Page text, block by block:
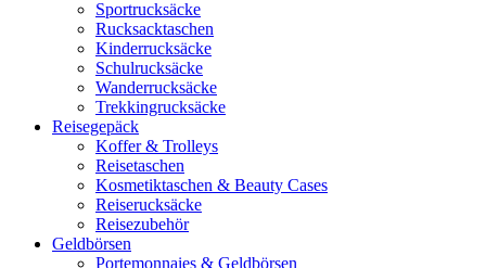
Sportrucksäcke
Rucksacktaschen
Kinderrucksäcke
Schulrucksäcke
Wanderrucksäcke
Trekkingrucksäcke
Reisegepäck
Koffer & Trolleys
Reisetaschen
Kosmetiktaschen & Beauty Cases
Reiserucksäcke
Reisezubehör
Geldbörsen
Portemonnaies & Geldbörsen